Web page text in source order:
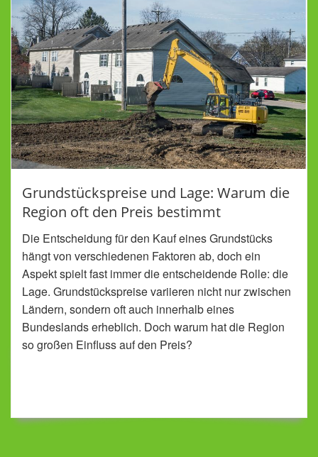
Grundstückspreise und Lage: Warum die
Region oft den Preis bestimmt
Die Entscheidung für den Kauf eines Grundstücks
hängt von verschiedenen Faktoren ab, doch ein
Aspekt spielt fast immer die entscheidende Rolle: die
Lage. Grundstückspreise variieren nicht nur zwischen
Ländern, sondern oft auch innerhalb eines
Bundeslands erheblich. Doch warum hat die Region
so großen Einfluss auf den Preis?